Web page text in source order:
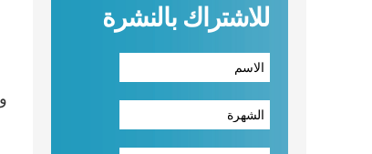
للاشتراك بالنشرة